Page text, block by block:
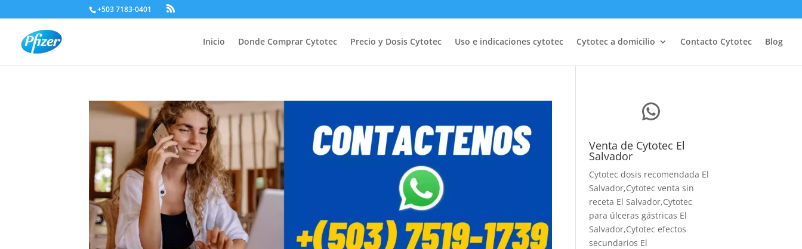
+503 7183-0401
Inicio Donde Comprar Cytotec Precio y Dosis Cytotec Uso e indicaciones cytotec Cytotec a domicilio Contacto Cytotec Blog
WhatsApp
Venta de Cytotec El
Salvador
Cytotec dosis recomendada El
Salvador,Cytotec venta sin
receta El Salvador,Cytotec
para úlceras gástricas El
Salvador,Cytotec efectos
secundarios El